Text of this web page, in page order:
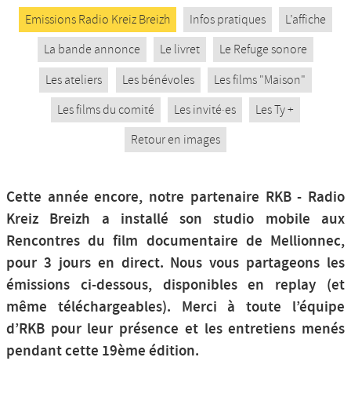
Emissions Radio Kreiz Breizh Infos pratiques
L’affiche
La bande annonce
Le livret
Le Refuge sonore
Les ateliers
Les bénévoles
Les films "Maison"
Les films du comité
Les invité·es
Les Ty +
Retour en images
Cette année encore, notre partenaire RKB - Radio
Kreiz Breizh a installé son studio mobile aux
Rencontres du film documentaire de Mellionnec,
pour 3 jours en direct. Nous vous partageons les
émissions ci-dessous, disponibles en replay (et
même téléchargeables). Merci à toute l’équipe
d’RKB pour leur présence et les entretiens menés
pendant cette 19ème édition.